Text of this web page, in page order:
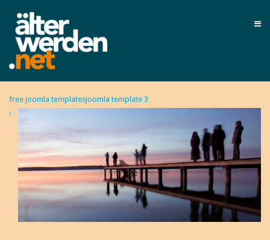
free joomla templatesjoomla template 3